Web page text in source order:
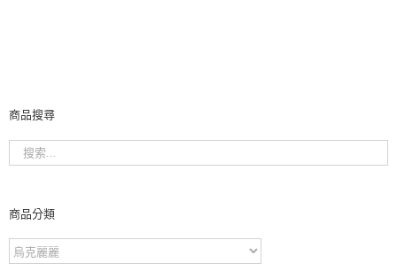
商品搜尋
商品分類